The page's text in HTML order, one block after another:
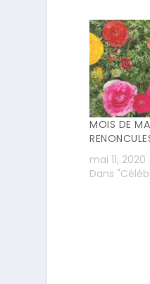
MOIS DE
mai 11, 2020
Dans